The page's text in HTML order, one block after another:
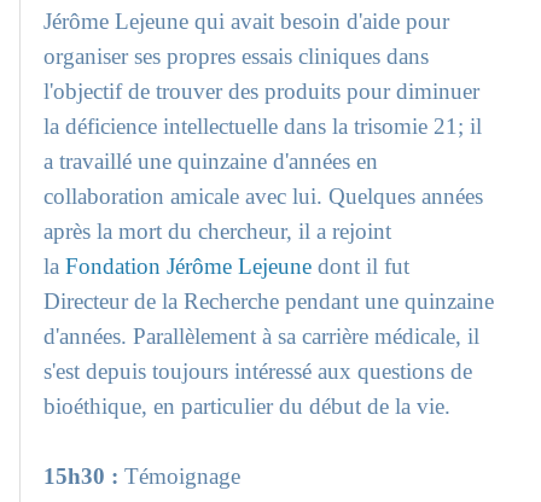
Jérôme Lejeune qui avait besoin d'aide pour
organiser ses propres essais cliniques dans
l'objectif de trouver des produits pour diminuer
la déficience intellectuelle dans la trisomie 21; il
a travaillé une quinzaine d'années en
collaboration amicale avec lui. Quelques années
après la mort du chercheur, il a rejoint
laFondation Jérôme Lejeune dont il fut
Directeur de la Recherche pendant une quinzaine
d'années. Parallèlement à sa carrière médicale, il
s'est depuis toujours intéressé aux questions de
bioéthique, en particulier du début de la vie.
15h30 : Témoignage